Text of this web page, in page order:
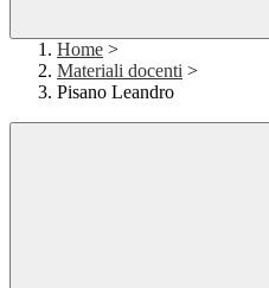
Home >
Materiali docenti >
Pisano Leandro